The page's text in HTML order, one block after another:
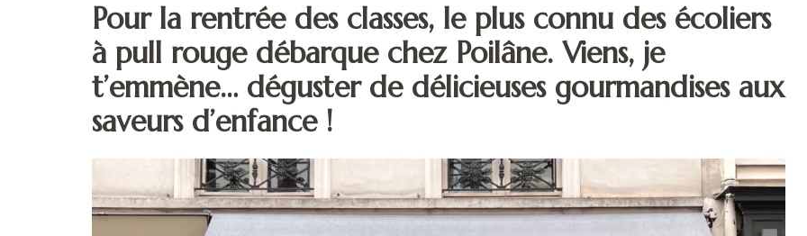
Pour la rentrée des classes, le plus connu des écoliers
à pull rouge débarque chez Poilâne. Viens, je
t’emmène… déguster de délicieuses gourmandises aux
saveurs d’enfance !